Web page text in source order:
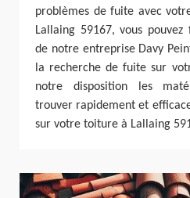
problèmes de fuite avec
Lallaing 59167, vous
de notre entreprise Davy
la recherche de fuite sur
notre disposition les
trouver rapidement et
sur votre toiture à Lallaing